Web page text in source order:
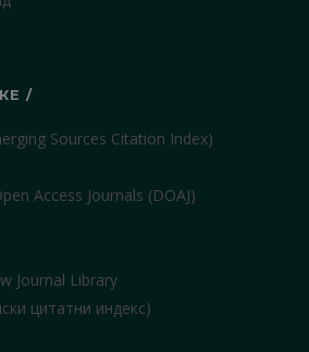
/
Sources Citation Index)
Access Journals (DOAJ)
Journal Library
цитатни индекс)